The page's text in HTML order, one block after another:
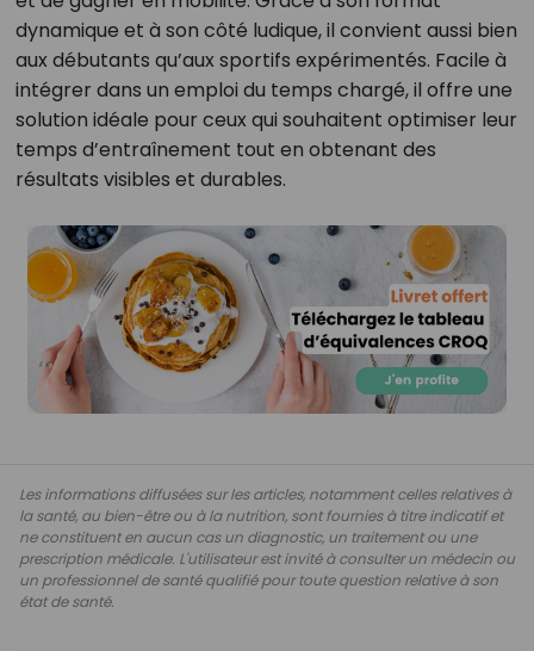
dynamique et à son côté ludique, il convient aussi bien
aux débutants qu’aux sportifs expérimentés. Facile à
intégrer dans un emploi du temps chargé, il offre une
solution idéale pour ceux qui souhaitent optimiser leur
temps d’entraînement tout en obtenant des
résultats visibles et durables.
Les informations diffusées sur les articles, notamment celles relatives à
la santé, au bien-être ou à la nutrition, sont fournies à titre indicatif et
ne constituent en aucun cas un diagnostic, un traitement ou une
prescription médicale. L'utilisateur est invité à consulter un médecin ou
un professionnel de santé qualifié pour toute question relative à son
état de santé.